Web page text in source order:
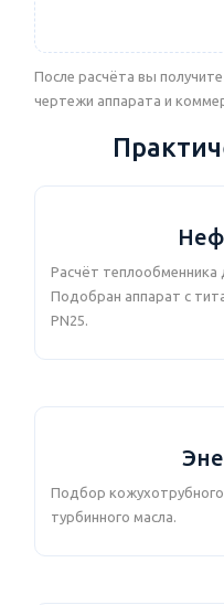
После расчёта вы
чертежи аппарата и
Расчёт
Подобран аппарат с
PN25.
Подбор
турбинного масла.